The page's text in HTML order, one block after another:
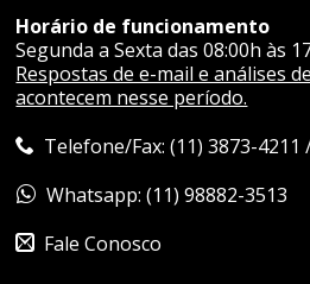
Horário de funcionamento
Segunda a Sexta das 08:00h às
Respostas de e-mail e análises
acontecem nesse período.
Telefone/Fax: (11) 3873-4211
Whatsapp: (11) 98882-3513
Fale Conosco